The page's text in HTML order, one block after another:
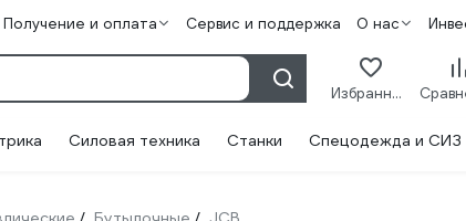
Получение и оплата Сервис и поддержка О нас
Избранное
Силовая техника Станки Спецодежда и СИЗ